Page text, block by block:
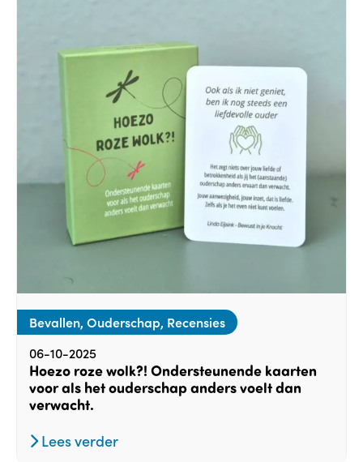
Bevallen, Ouderschap, Recensies
06-10-2025
Hoezo roze wolk?! Ondersteunende kaarten
voor als het ouderschap anders voelt dan
verwacht.
Lees verder